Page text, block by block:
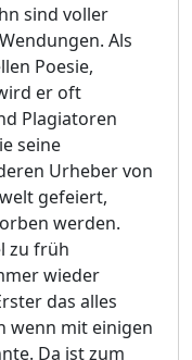
sind voller
Als
Poesie,
er oft
Plagiatoren
seine
Urheber von
gefeiert,
werden.
zu früh
wieder
das alles
wenn mit einigen
Da ist zum